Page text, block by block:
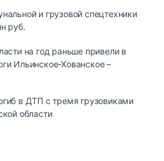
и грузовой спецтехники
руб.
на год раньше привели в
Ильинское-Хованское –
в ДТП с тремя грузовиками
области